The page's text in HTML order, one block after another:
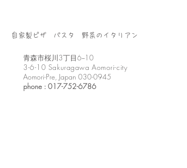
自家製ピザ パスタ 野菜のイタリアン
​青森市桜川3丁目6−10
3-6-10 Sakuragawa Aomori-city
Aomori-Pre, Japan 030-0945
phone : 017-752-6786​